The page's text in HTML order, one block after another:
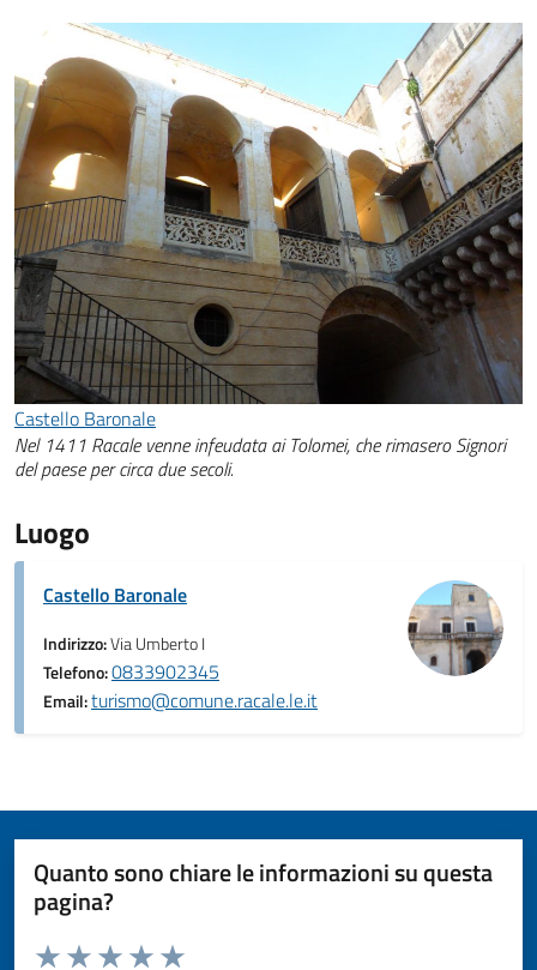
Castello Baronale
Nel 1411 Racale venne infeudata ai Tolomei, che rimasero Signori
del paese per circa due secoli.
Luogo
Castello Baronale
Indirizzo:Via Umberto I
Telefono:0833902345
Email:turismo@comune.racale.le.it
Quanto sono chiare le informazioni su questa
pagina?
Valuta da 1 a 5 stelle la pagina